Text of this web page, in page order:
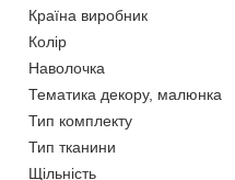
Країна виробник
Колір
Наволочка
Тематика декору, малюнка
Тип комплекту
Тип тканини
Щільність